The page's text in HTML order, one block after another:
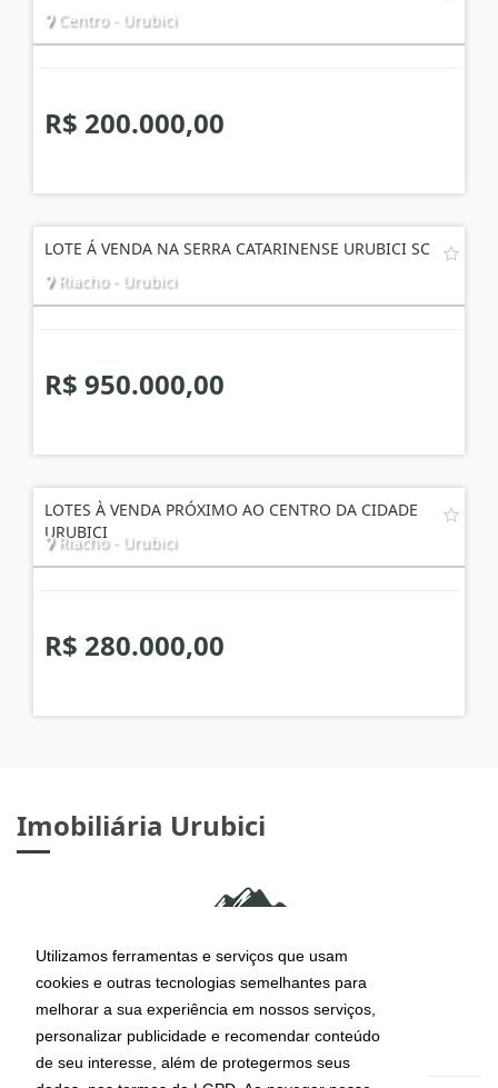
Utilizamos ferramentas e serviços que usam
cookies e outras tecnologias semelhantes para
melhorar a sua experiência em nossos serviços,
personalizar publicidade e recomendar conteúdo
de seu interesse, além de protegermos seus
Centro - Urubici
R$ 200.000,00
LOTE Á VENDA NA SERRA CATARINENSE URUBICI SC
Riacho - Urubici
R$ 950.000,00
LOTES À VENDA PRÓXIMO AO CENTRO DA CIDADE
URUBICI
Riacho - Urubici
R$ 280.000,00